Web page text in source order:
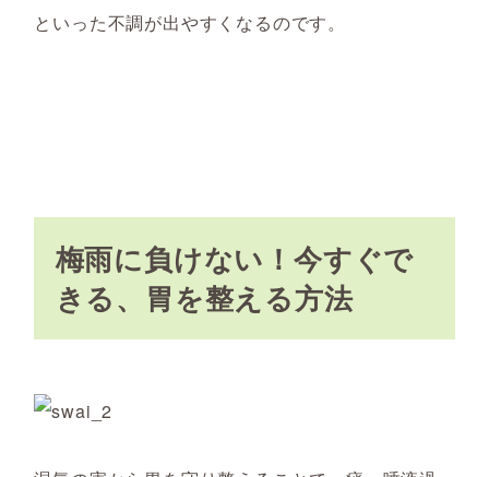
といった不調が出やすくなるのです。
梅雨に負けない！今すぐで
きる、胃を整える方法